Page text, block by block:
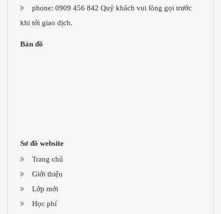
phone: 0909 456 842 Quý khách vui lòng gọi trước
khi tới giao dịch.
Bản đồ
Sơ đồ website
Trang chủ
Giới thiệu
Lớp mới
Học phí